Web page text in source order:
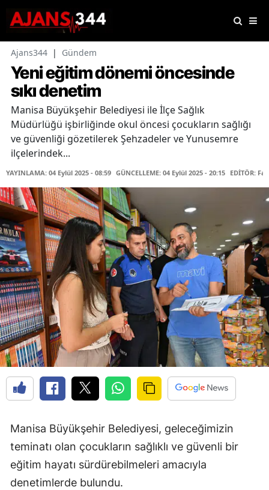
Ajans344 | Gündem
Yeni eğitim dönemi öncesinde
sıkı denetim
Manisa Büyükşehir Belediyesi ile İlçe Sağlık
Müdürlüğü işbirliğinde okul öncesi çocukların sağlığı
ve güvenliği gözetilerek Şehzadeler ve Yunusemre
ilçelerindek...
YAYINLAMA: 04 Eylül 2025 - 08:59 GÜNCELLEME: 04 Eylül 2025 - 20:15 EDİTÖR:
Manisa Büyükşehir Belediyesi, geleceğimizin
teminatı olan çocukların sağlıklı ve güvenli bir
eğitim hayatı sürdürebilmeleri amacıyla
denetimlerde bulundu.